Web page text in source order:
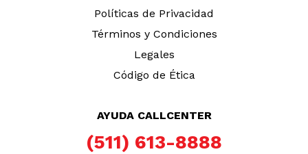
Políticas de Privacidad
Términos y Condiciones
Legales
Código de Ética
AYUDA CALLCENTER
(511) 613-8888